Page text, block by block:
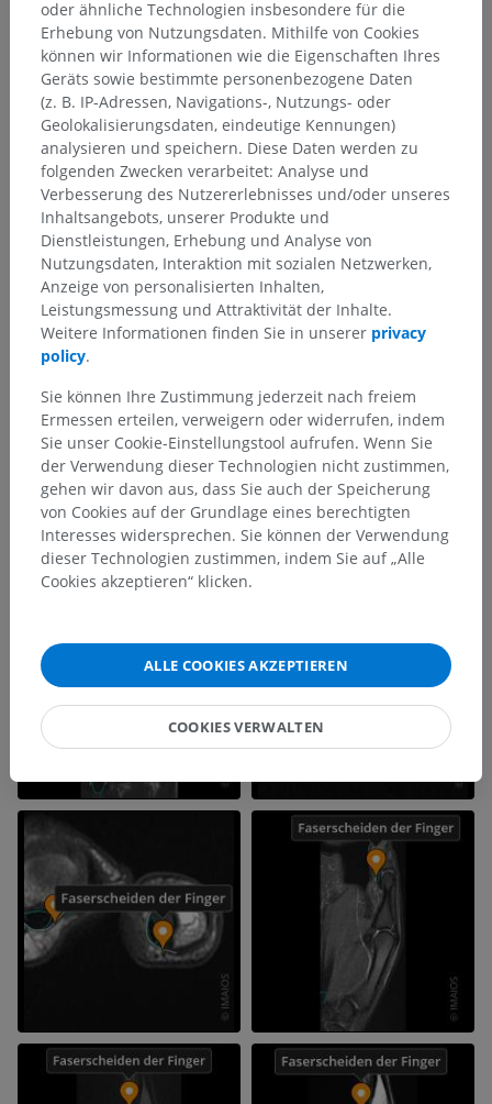
oder ähnliche Technologien insbesondere für die
Erhebung von Nutzungsdaten. Mithilfe von Cookies
können wir Informationen wie die Eigenschaften Ihres
Geräts sowie bestimmte personenbezogene Daten
(z. B. IP-Adressen, Navigations-, Nutzungs- oder
Geolokalisierungsdaten, eindeutige Kennungen)
analysieren und speichern. Diese Daten werden zu
folgenden Zwecken verarbeitet: Analyse und
Verbesserung des Nutzererlebnisses und/oder unseres
Inhaltsangebots, unserer Produkte und
Dienstleistungen, Erhebung und Analyse von
Nutzungsdaten, Interaktion mit sozialen Netzwerken,
Anzeige von personalisierten Inhalten,
Leistungsmessung und Attraktivität der Inhalte.
Weitere Informationen finden Sie in unserer privacy
policy.
Sie können Ihre Zustimmung jederzeit nach freiem
Ermessen erteilen, verweigern oder widerrufen, indem
Sie unser Cookie-Einstellungstool aufrufen. Wenn Sie
der Verwendung dieser Technologien nicht zustimmen,
gehen wir davon aus, dass Sie auch der Speicherung
von Cookies auf der Grundlage eines berechtigten
Interesses widersprechen. Sie können der Verwendung
dieser Technologien zustimmen, indem Sie auf „Alle
Cookies akzeptieren“ klicken.
ALLE COOKIES AKZEPTIEREN
COOKIES VERWALTEN